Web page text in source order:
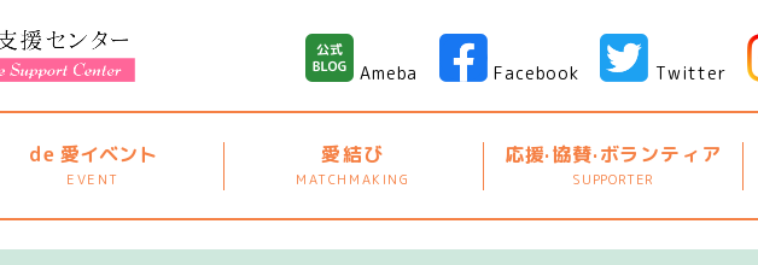
de 愛イベント
EVENT
愛結び
MATCHMAKING
応援·協賛·ボランティア
SUPPORTER
Ameba Facebook Twitter